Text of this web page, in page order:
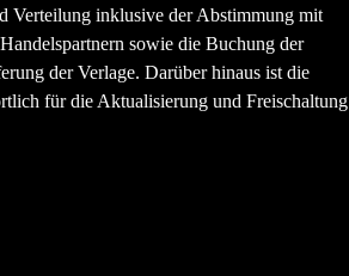
Verteilung inklusive der Abstimmung mit
sowie die Buchung der
der Verlage. Darüber hinaus ist die
für die Aktualisierung und Freischaltung